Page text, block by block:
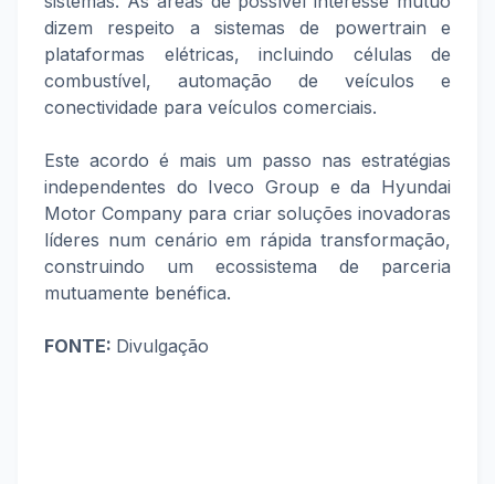
dizem respeito a sistemas de powertrain e
plataformas elétricas, incluindo células de
combustível, automação de veículos e
conectividade para veículos comerciais.
Este acordo é mais um passo nas estratégias
independentes do Iveco Group e da Hyundai
Motor Company para criar soluções inovadoras
líderes num cenário em rápida transformação,
construindo um ecossistema de parceria
mutuamente benéfica.
FONTE: Divulgação